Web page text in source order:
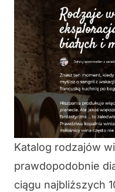
Katalog rodzajów
prawdopodobnie
ciągu najbliższych